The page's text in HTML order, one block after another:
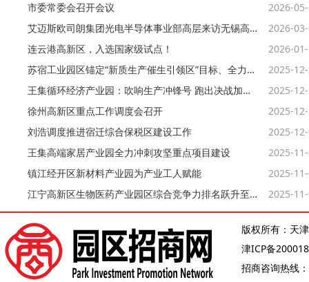
市委常委会召开会议
2026-
艾迈斯欧司朗集团光电半导体事业部高层来访无锡高新区
2026-
连云港高新区，入选国家级试点！
2026-
苏宿工业园区锚定“新质生产催生引领区”目标、全力竞逐低空经济新赛道
2025-
王集循环经济产业园：吹响生产冲锋号 跑出决战加速度
2025-
徐州高新区重点工作调度会召开
2025-
刘浩调度推进宿迁综合保税区建设工作
2025-
王集高端家居产业园全力冲刺攻坚重点项目建设
2025-
镇江经开区新材料产业园为产业工人赋能
2025-
江宁高新区生物医药产业园区综合竞争力排名跃升至全国第13位
2025-
版权所有：天
津ICP备
招商咨询热线：